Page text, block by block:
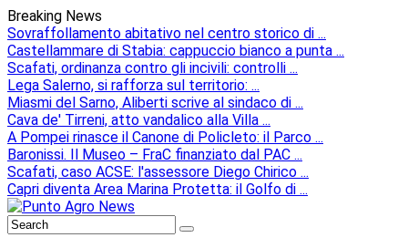
Breaking News
Sovraffollamento abitativo nel centro storico di ...
Castellammare di Stabia: cappuccio bianco a punta ...
Scafati, ordinanza contro gli incivili: controlli ...
Lega Salerno, si rafforza sul territorio: ...
Miasmi del Sarno, Aliberti scrive al sindaco di ...
Cava de' Tirreni, atto vandalico alla Villa ...
A Pompei rinasce il Canone di Policleto: il Parco ...
Baronissi. Il Museo – FraC finanziato dal PAC ...
Scafati, caso ACSE: l'assessore Diego Chirico ...
Capri diventa Area Marina Protetta: il Golfo di ...